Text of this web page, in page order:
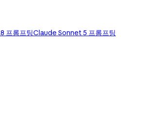
프롬프팅Claude Sonnet 5 프롬프팅